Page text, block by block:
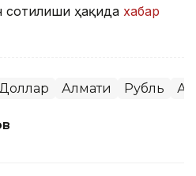
сотилиши ҳақида хабар
Алмати Рубль